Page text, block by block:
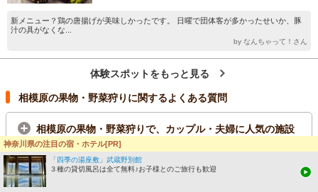
新メニュー？鶏の唐揚げが美味しかったです。 日曜で団体客が多かったせいか、豚
汁の具がなくな...
by なんちゃって！さん
体験スポットをもっと見る
相模原の果物・野菜狩りに関するよくある質問
相模原の果物・野菜狩りで、カップル・夫婦に人気の施設
TOP3はどこですか？
相模原の果物・野菜狩りで、子供に人気の施設TOP3はどこ
ですか？
神奈川県の注目の宿・ホテル[PR]
「四季の湯座敷」武蔵野別館
３種の貸切風呂は全て無料♪お子様とのご旅行も歓迎